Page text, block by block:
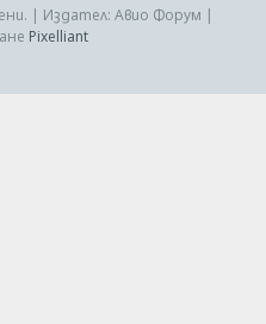
| Издател: Авио Форум |
Pixelliant